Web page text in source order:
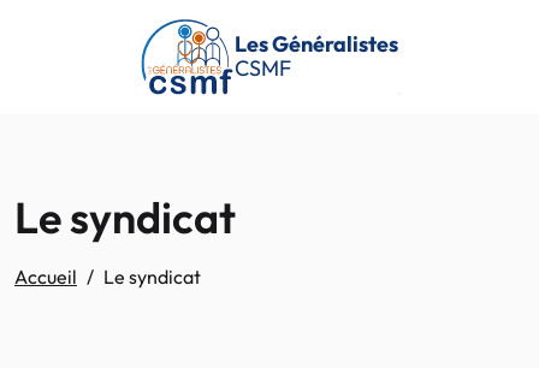
Passer au contenu principal
Les Généralistes
CSMF
Le syndicat
Accueil Le syndicat